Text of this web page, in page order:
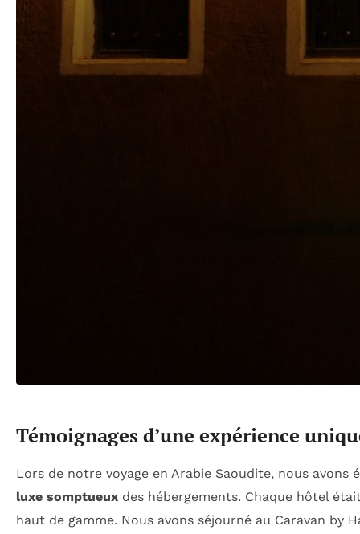
Témoignages d’une expérience
Lors de notre voyage en Arabie Saoudite, nous avons
luxe somptueux des hébergements. Chaque hôtel
haut de gamme. Nous avons séjourné au Caravan by